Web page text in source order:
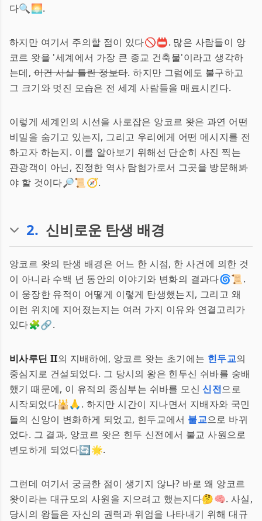
다🔍🌅.
하지만 여기서 주의할 점이 있다🚫📛. 많은 사람들이 앙
코르 왓을 '세계에서 가장 큰 종교 건축물'이라고 생각하
는데,이건 사실 틀린 정보다. 하지만 그럼에도 불구하고
그 크기와 멋진 모습은 전 세계 사람들을 매료시킨다.
이렇게 세계인의 시선을 사로잡은 앙코르 왓은 과연 어떤
비밀을 숨기고 있는지, 그리고 우리에게 어떤 메시지를 전
하고자 하는지. 이를 알아보기 위해선 단순히 사진 찍는
관광객이 아닌, 진정한 역사 탐험가로서 그곳을 방문해봐
야 할 것이다🔎📜🧭.
2. 신비로운 탄생 배경
앙코르 왓의 탄생 배경은 어느 한 시점, 한 사건에 의한 것
이 아니라 수백 년 동안의 이야기와 변화의 결과다🌀📜.
이 웅장한 유적이 어떻게 이렇게 탄생했는지, 그리고 왜
이런 위치에 지어졌는지는 여러 가지 이유와 연결고리가
있다🧩🔗.
비사루딘 II의 지배하에, 앙코르 왓는 초기에는 힌두교의
중심지로 건설되었다. 그 당시의 왕은 힌두신 쉬바를 숭배
했기 때문에, 이 유적의 중심부는 쉬바를 모신신전으로
시작되었다🕌🙏. 하지만 시간이 지나면서 지배자와 국민
들의 신앙이 변화하게 되었고, 힌두교에서 불교으로 바뀌
었다. 그 결과, 앙코르 왓은 힌두 신전에서 불교 사원으로
변모하게 되었다🔄🌟.
그런데 여기서 궁금한 점이 생기지 않나? 바로 왜 앙코르
왓이라는 대규모의 사원을 지으려고 했는지다🤔🧠. 사실,
당시의 왕들은 자신의 권력과 위엄을 나타내기 위해 대규